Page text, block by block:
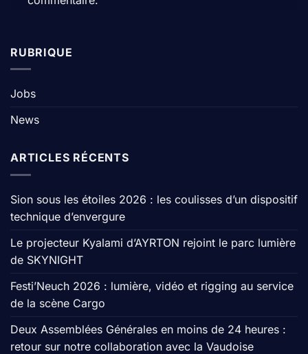
RUBRIQUE
Jobs
News
ARTICLES RÉCENTS
Sion sous les étoiles 2026 : les coulisses d’un dispositif
technique d’envergure
Le projecteur Kyalami d’AYRTON rejoint le parc lumière
de SKYNIGHT
Festi’Neuch 2026 : lumière, vidéo et rigging au service
de la scène Cargo
Deux Assemblées Générales en moins de 24 heures :
retour sur notre collaboration avec la Vaudoise